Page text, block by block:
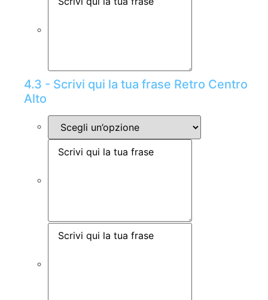
4.3 - Scrivi qui la tua frase Retro Centro
Alto